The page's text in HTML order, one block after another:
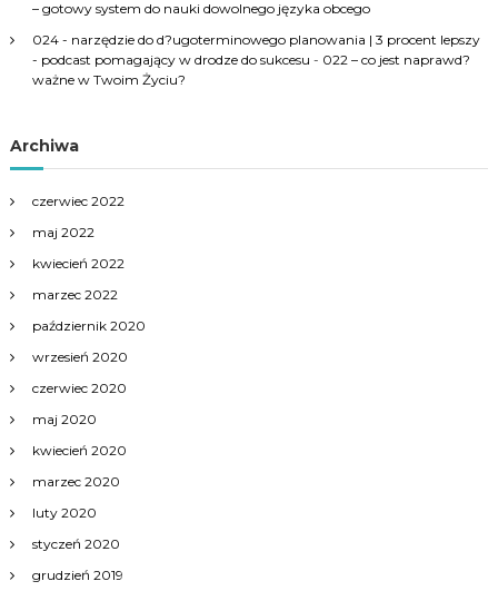
– gotowy system do nauki dowolnego języka obcego
024 - narzędzie do d?ugoterminowego planowania | 3 procent lepszy
- podcast pomagający w drodze do sukcesu - 022 – co jest naprawd?
ważne w Twoim Życiu?
Archiwa
czerwiec 2022
maj 2022
kwiecień 2022
marzec 2022
październik 2020
wrzesień 2020
czerwiec 2020
maj 2020
kwiecień 2020
marzec 2020
luty 2020
styczeń 2020
grudzień 2019